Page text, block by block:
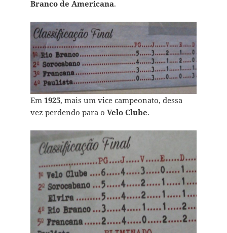
Branco de Americana.
Em 1925, mais um vice campeonato, dessa
vez perdendo para o Velo Clube.